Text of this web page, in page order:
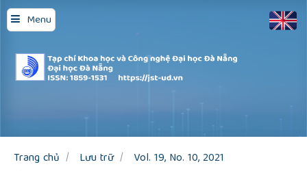
Menu
Quick
jump
to
page
content
Main
Sidebar
Trang chủ Lưu trữ
Vol. 19, No. 10, 2021